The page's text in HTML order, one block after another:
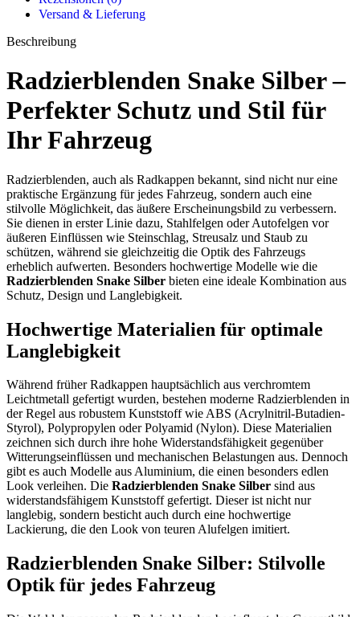
Versand & Lieferung
Beschreibung
Radzierblenden Snake Silber –
Perfekter Schutz und Stil für
Ihr Fahrzeug
Radzierblenden, auch als Radkappen bekannt, sind nicht nur eine
praktische Ergänzung für jedes Fahrzeug, sondern auch eine
stilvolle Möglichkeit, das äußere Erscheinungsbild zu verbessern.
Sie dienen in erster Linie dazu, Stahlfelgen oder Autofelgen vor
äußeren Einflüssen wie Steinschlag, Streusalz und Staub zu
schützen, während sie gleichzeitig die Optik des Fahrzeugs
erheblich aufwerten. Besonders hochwertige Modelle wie die
Radzierblenden Snake Silber bieten eine ideale Kombination aus
Schutz, Design und Langlebigkeit.
Hochwertige Materialien für optimale
Langlebigkeit
Während früher Radkappen hauptsächlich aus verchromtem
Leichtmetall gefertigt wurden, bestehen moderne Radzierblenden in
der Regel aus robustem Kunststoff wie ABS (Acrylnitril-Butadien-
Styrol), Polypropylen oder Polyamid (Nylon). Diese Materialien
zeichnen sich durch ihre hohe Widerstandsfähigkeit gegenüber
Witterungseinflüssen und mechanischen Belastungen aus. Dennoch
gibt es auch Modelle aus Aluminium, die einen besonders edlen
Look verleihen. Die Radzierblenden Snake Silber sind aus
widerstandsfähigem Kunststoff gefertigt. Dieser ist nicht nur
langlebig, sondern besticht auch durch eine hochwertige
Lackierung, die den Look von teuren Alufelgen imitiert.
Radzierblenden Snake Silber: Stilvolle
Optik für jedes Fahrzeug